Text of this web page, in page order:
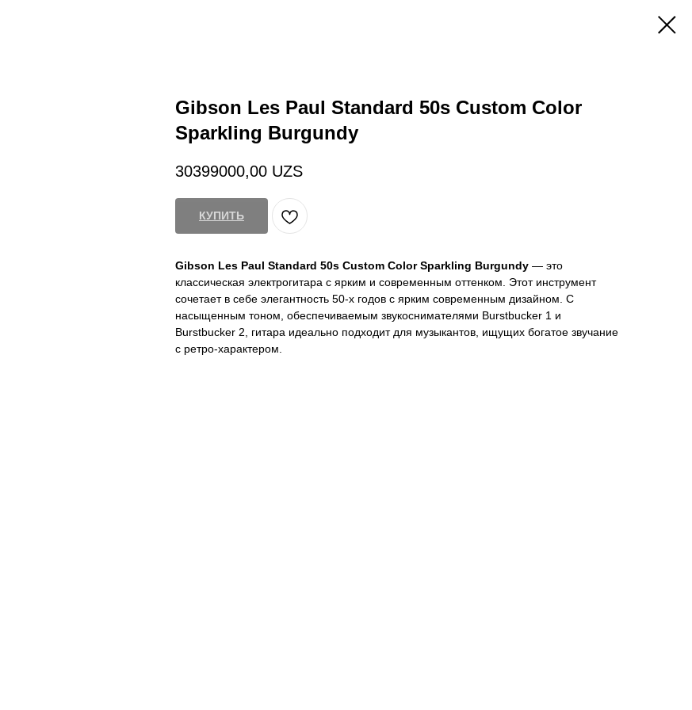
Gibson Les Paul Standard 50s Custom Color
Sparkling Burgundy
30399000,00 UZS
КУПИТЬ
Gibson Les Paul Standard 50s Custom Color Sparkling Burgundy — это
классическая электрогитара с ярким и современным оттенком. Этот инструмент
сочетает в себе элегантность 50-х годов с ярким современным дизайном. С
насыщенным тоном, обеспечиваемым звукоснимателями Burstbucker 1 и
Burstbucker 2, гитара идеально подходит для музыкантов, ищущих богатое звучание
с ретро-характером.